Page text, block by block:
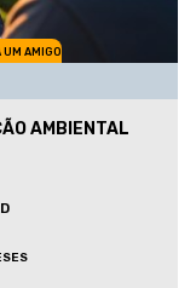
UM AMIGO
AMBIENTAL